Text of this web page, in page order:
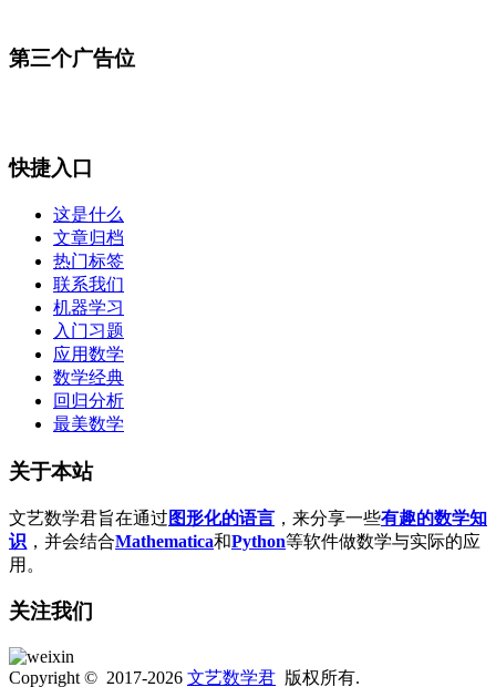
第三个广告位
快捷入口
这是什么
文章归档
热门标签
联系我们
机器学习
入门习题
应用数学
数学经典
回归分析
最美数学
关于本站
文艺数学君旨在通过 图形化的语言 ，来分享一些有趣的数学知
识 ，并会结合Mathematica和Python等软件做数学与实际的应
用。
关注我们
Copyright © 2017-2026 文艺数学君 版权所有.